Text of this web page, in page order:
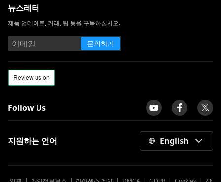
뉴스레터
제품 업데이트, 거래, 팁 등을 구독하십시오.
문의하기
Follow Us
지원하는 언어 English